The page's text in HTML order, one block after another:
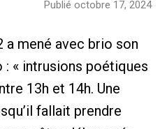
Publié octobre 17, 2024
a mené avec brio son
« intrusions poétiques
13h et 14h. Une
fallait prendre